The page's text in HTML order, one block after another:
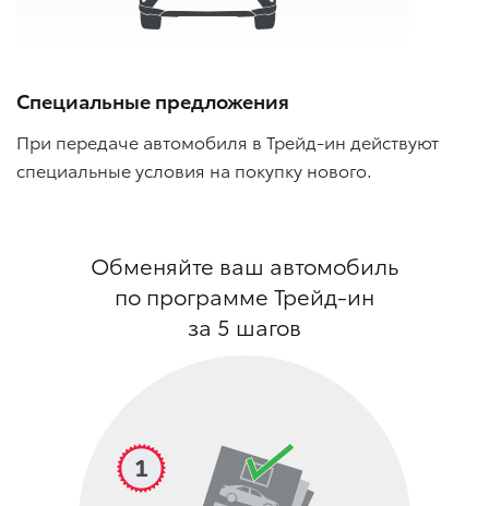
Специальные предложения
При передаче автомобиля в Трейд-ин действуют
специальные условия на покупку нового.
Обменяйте ваш автомобиль
по программе Трейд-ин
за 5 шагов